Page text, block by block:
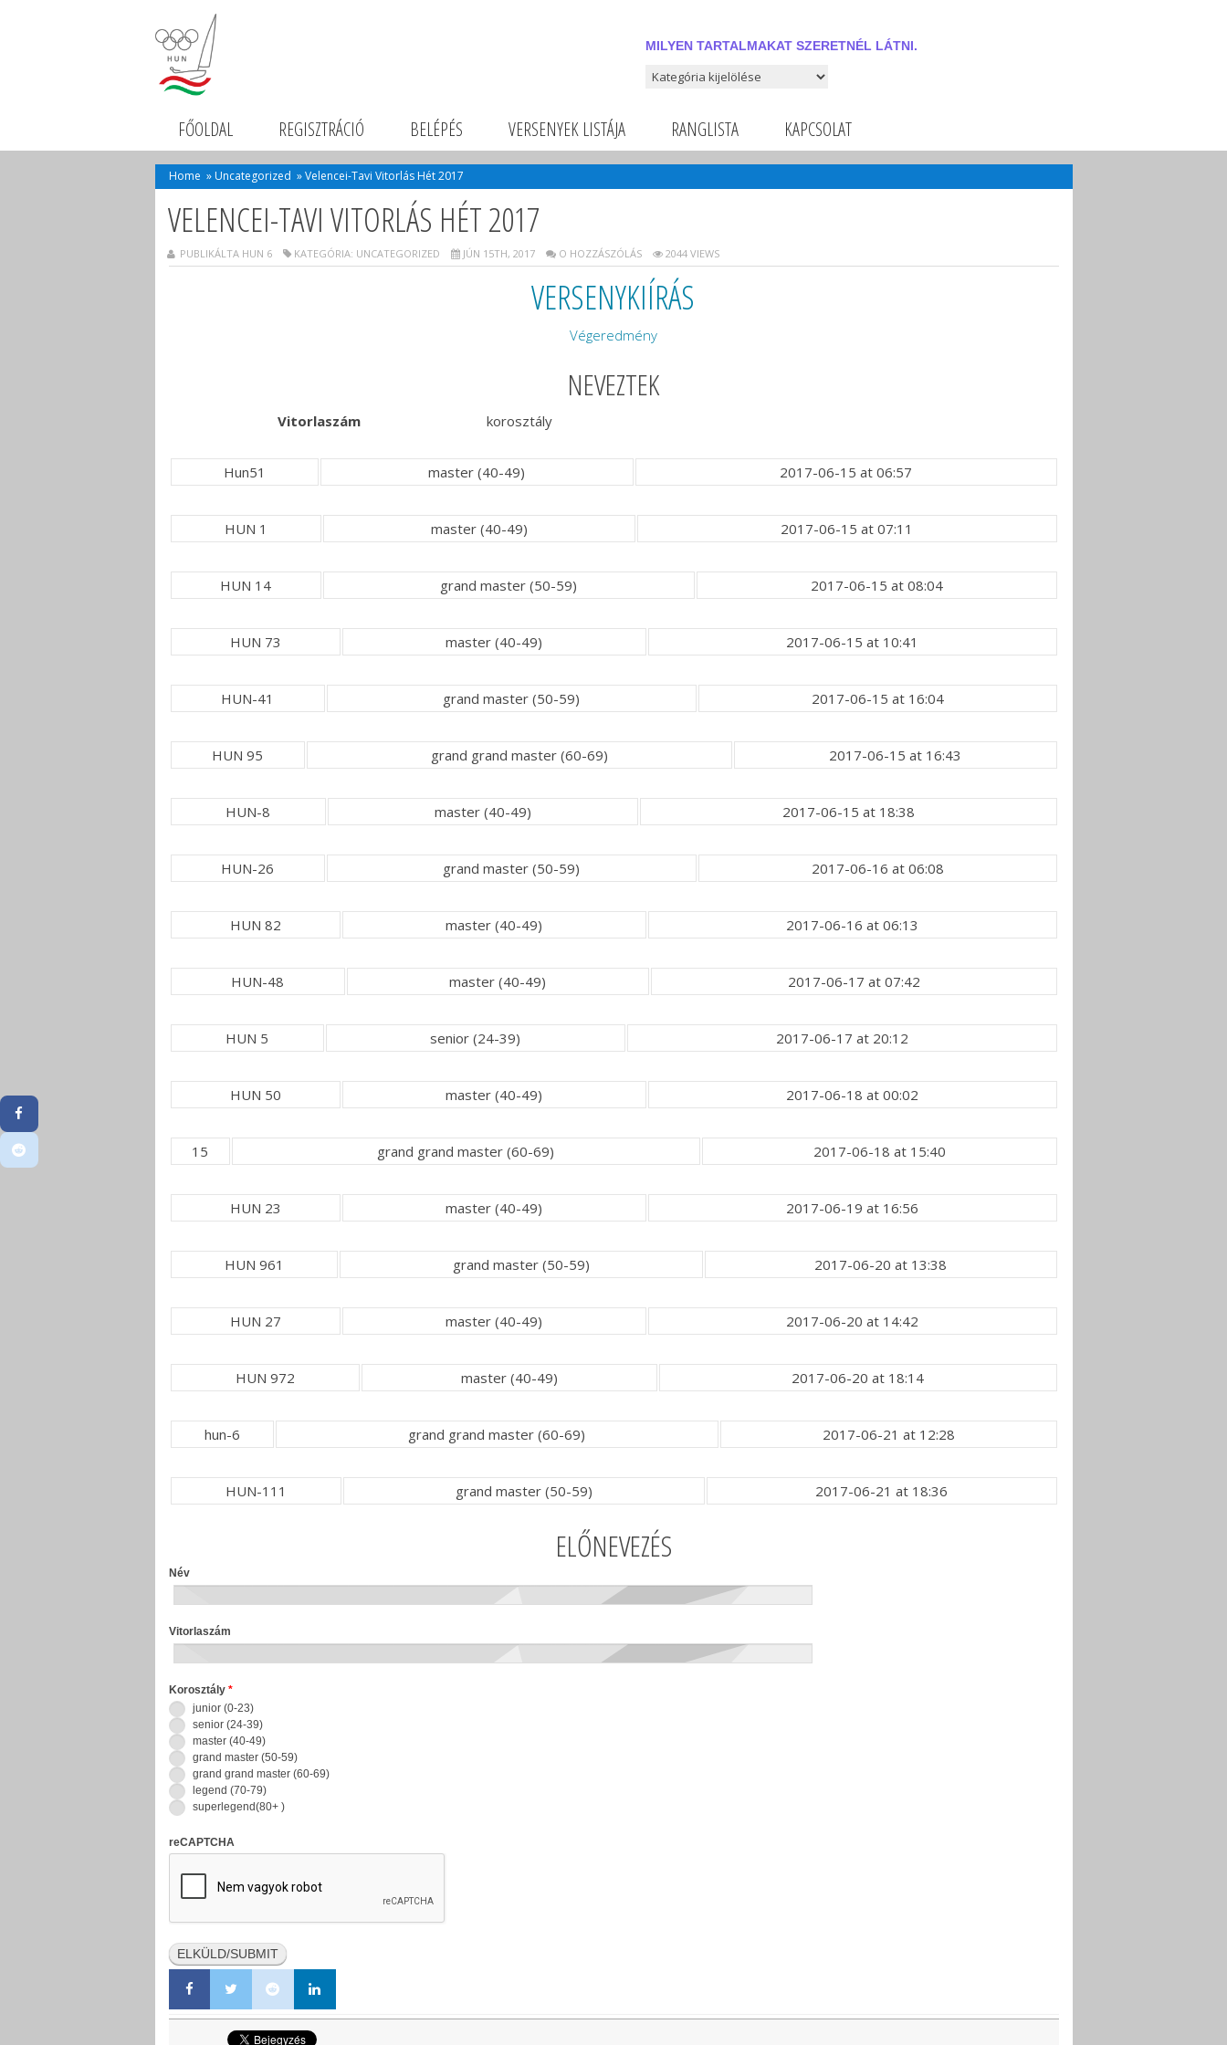
MILYEN TARTALMAKAT SZERETNÉL LÁTNI.
Milyen tartalmakat szeretnél látni.
FŐOLDAL REGISZTRÁCIÓ BELÉPÉS VERSENYEK LISTÁJA RANGLISTA KAPCSOLAT
Home » Uncategorized »Velencei-Tavi Vitorlás Hét 2017
VELENCEI-TAVI VITORLÁS HÉT 2017
PUBLIKÁLTA HUN 6 KATEGÓRIA: UNCATEGORIZED JÚN 15TH, 2017 O HOZZÁSZÓLÁS 2044 VIEWS
VERSENYKIÍRÁS
Végeredmény
NEVEZTEK
Vitorlaszám korosztály
Hun51 master (40-49) 2017-06-15 at 06:57
HUN 1 master (40-49) 2017-06-15 at 07:11
HUN 14 grand master (50-59) 2017-06-15 at 08:04
HUN 73 master (40-49) 2017-06-15 at 10:41
HUN-41 grand master (50-59) 2017-06-15 at 16:04
HUN 95 grand grand master (60-69) 2017-06-15 at 16:43
HUN-8 master (40-49) 2017-06-15 at 18:38
HUN-26 grand master (50-59) 2017-06-16 at 06:08
HUN 82 master (40-49) 2017-06-16 at 06:13
HUN-48 master (40-49) 2017-06-17 at 07:42
HUN 5 senior (24-39) 2017-06-17 at 20:12
HUN 50 master (40-49) 2017-06-18 at 00:02
15 grand grand master (60-69) 2017-06-18 at 15:40
HUN 23 master (40-49) 2017-06-19 at 16:56
HUN 961 grand master (50-59) 2017-06-20 at 13:38
HUN 27 master (40-49) 2017-06-20 at 14:42
HUN 972 master (40-49) 2017-06-20 at 18:14
hun-6 grand grand master (60-69) 2017-06-21 at 12:28
HUN-111 grand master (50-59) 2017-06-21 at 18:36
ELŐNEVEZÉS
Név
Vitorlaszám
Korosztály *
junior (0-23)
senior (24-39)
master (40-49)
grand master (50-59)
grand grand master (60-69)
legend (70-79)
superlegend(80+ )
reCAPTCHA